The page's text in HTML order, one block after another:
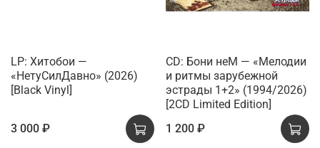
LP: Хитобои —
«НетуСилДавно» (2026)
[Black Vinyl]
3 000 ₽
CD: Бони неМ — «Мелодии
и ритмы зарубежной
эстрады 1+2» (1994/2026)
[2CD Limited Edition]
1 200 ₽